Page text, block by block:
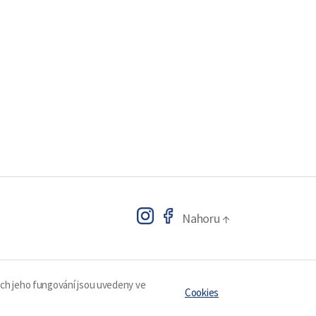
Nahoru ↑
jeho fungování jsou uvedeny ve
Cookies